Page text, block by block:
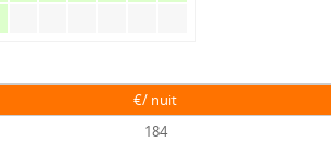
€/ nuit
184